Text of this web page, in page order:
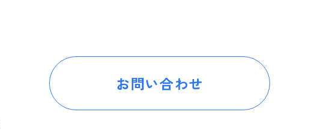
お問い合わせ